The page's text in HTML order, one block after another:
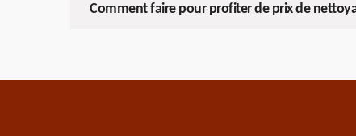
Comment faire pour profiter de prix de